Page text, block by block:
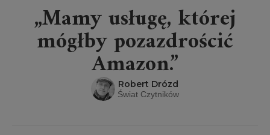
„Mamy usługę, której
mógłby pozazdrościć
Amazon.”
Robert Drózd
Świat Czytników